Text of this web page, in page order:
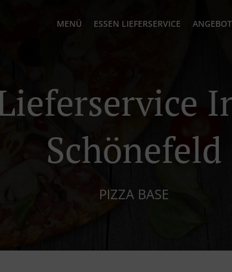
MENÜ ESSEN LIEFERSERVICE
Schönefeld
PIZZA BASE